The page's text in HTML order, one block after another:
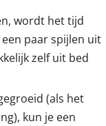
wordt het tijd
paar spijlen uit
zelf uit bed
(als het
kun je een